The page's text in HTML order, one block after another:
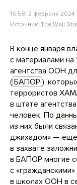
16:58, 2 февраля 2024
Источник: The Wall
В конце января
с материалами на
агентства ООН
( БАПОР ),
террористов
в штате
человек. По
из них были
джихадом» — еще
в захвате
в БАПОР многие
с
в школах ООН в